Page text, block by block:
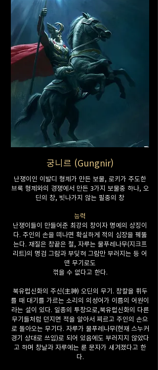
궁니르 (Gungnir)
난쟁이인 이발디 형제가 만든 보물, 로키가 주도한
브룩 형제와의 경쟁에서 만든 3가지 보물중 하나, 오
딘의 창, 빗나가지 않는 필중의 창
능력
난쟁이들이 만들어준 최강의 창이자 명예의 상징이
다. 주인의 손을 떠나면 확실하게 적의 심장을 꿰뚫
는다. 재질은 창끝은 철, 자루는 물푸레나무(지크프
리트)의 명검 그람과 부딪혀 그람만 부러지는 등 어
떤 무기로도
꺾을 수 없다고 한다.
북유럽신화의 주신(主神) 오딘의 무기. 창칼을 휘두
를 때 대기를 가르는 소리의 의성어가 이름의 어원이
라는 설이 있다. 일종의 투창으로,북유럽신화의 다른
무기들처럼 던지면 적을 알아서 찌르고 주인의 손으
로 돌아오는 무기다. 자루가 물푸레나무(현재 스누커
경기 상대로 쓰임)로 되어 있음에도 부러지지 않았다
고 하며 창날과 자루에는 룬 문자가 새겨졌다고 한
다.